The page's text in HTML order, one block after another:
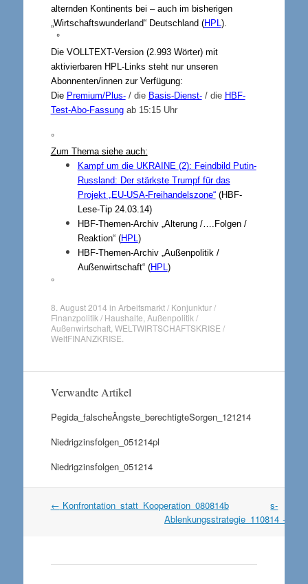
alternden Kontinents bei – auch im bisherigen
„Wirtschaftswunderland“ Deutschland (HPL ).
°
Die VOLLTEXT-Version (2.993 Wörter) mit
aktivierbaren HPL-Links steht nur unseren
Abonnenten/innen zur Verfügung:
Die Premium/Plus-/ die Basis-Dienst-/ die HBF-
Test-Abo-Fassungab 15:15 Uhr
°
Zum Thema siehe auch:
Kampf um die UKRAINE (2): Feindbild Putin-
Russland: Der stärkste Trumpf für das
Projekt „EU-USA-Freihandelszone“(HBF-
Lese-Tip 24.03.14)
HBF-Themen-Archiv „Alterung /….Folgen /
Reaktion“ (HPL)
HBF-Themen-Archiv „Außenpolitik /
Außenwirtschaft“ (HPL)
°
8. August 2014 in Arbeitsmarkt / Konjunktur /
Finanzpolitik / Haushalte Außenpolitik /
Außenwirtschaft, WELTWIRTSCHAFTSKRISE /
WeltFINANZKRISE
Verwandte Artikel
Pegida_falscheÄngste_berechtigteSorgen_121214
Niedrigzinsfolgen_051214pl
Niedrigzinsfolgen_051214
Artikel
← Konfrontation_statt_Kooperation_080814b
s-
Ablenkungsstrategie_110814 →